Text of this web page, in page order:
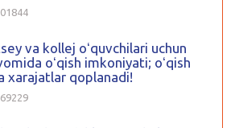
va kollej oʻquvchilari uchun
oʻqish imkoniyati; oʻqish
xarajatlar qoplanadi!